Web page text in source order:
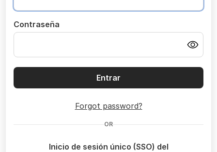
Contraseña
Entrar
Forgot password?
OR
Inicio de sesión único (SSO) del